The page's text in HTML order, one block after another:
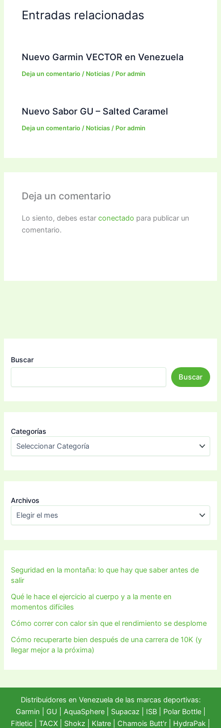
Entradas relacionadas
Nuevo Garmin VECTOR en Venezuela
Deja un comentario / Noticias / Poradmin
Nuevo Sabor GU – Salted Caramel
Deja un comentario / Noticias / Poradmin
Deja un comentario
Lo siento, debes estarconectado para publicar un
comentario.
Buscar
Buscar
Categorías
Archivos
Seguridad en la montaña: lo que hay que saber antes de
salir
Qué le hace el ejercicio al cuerpo y a la mente en
momentos difíciles
Cómo correr con calor sin que el rendimiento se desplome
Cómo recuperarte bien después de una carrera de 10K (y
llegar mejor a la próxima)
Distribuidores en Venezuela de las marcas deportivas:
Garmin
GU AquaSphere| Supacaz | ISB | Polar Bottle|
Fitletic
TACX Shokz Klatre Chamois Butt'r HydraPak